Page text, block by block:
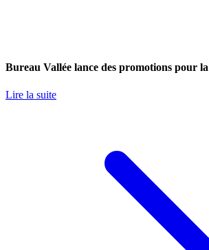
Bureau Vallée lance des promotions pour
Lire la suite